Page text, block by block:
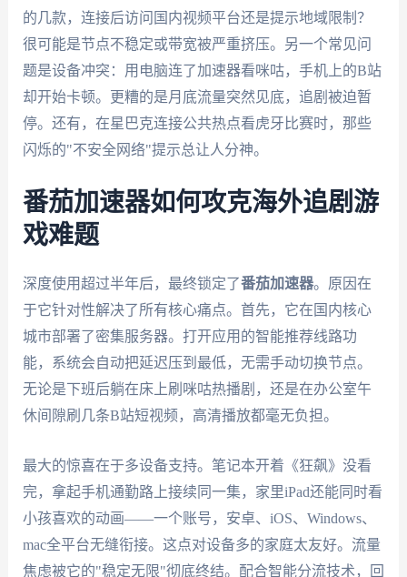
的几款，连接后访问国内视频平台还是提示地域限制？
很可能是节点不稳定或带宽被严重挤压。另一个常见问
题是设备冲突：用电脑连了加速器看咪咕，手机上的B站
却开始卡顿。更糟的是月底流量突然见底，追剧被迫暂
停。还有，在星巴克连接公共热点看虎牙比赛时，那些
闪烁的"不安全网络"提示总让人分神。
番茄加速器如何攻克海外追剧游
戏难题
深度使用超过半年后，最终锁定了番茄加速器。原因在
于它针对性解决了所有核心痛点。首先，它在国内核心
城市部署了密集服务器。打开应用的智能推荐线路功
能，系统会自动把延迟压到最低，无需手动切换节点。
无论是下班后躺在床上刷咪咕热播剧，还是在办公室午
休间隙刷几条B站短视频，高清播放都毫无负担。
最大的惊喜在于多设备支持。笔记本开着《狂飙》没看
完，拿起手机通勤路上接续同一集，家里iPad还能同时看
小孩喜欢的动画——一个账号，安卓、iOS、Windows、
mac全平台无缝衔接。这点对设备多的家庭太友好。流量
焦虑被它的"稳定无限"彻底终结。配合智能分流技术，回